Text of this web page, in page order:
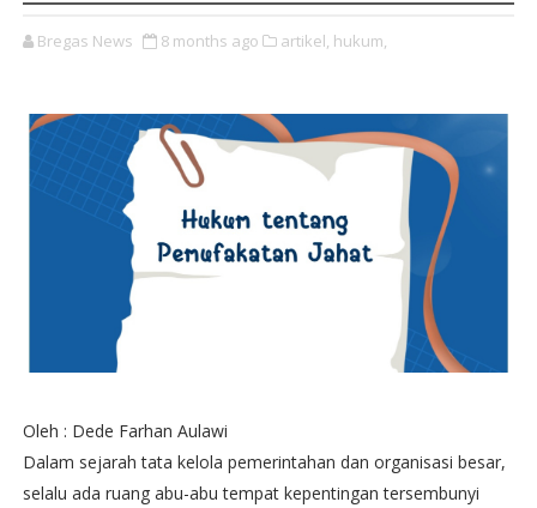
Bregas News 8 months ago artikel, hukum,
Oleh : Dede Farhan Aulawi
Dalam sejarah tata kelola pemerintahan dan organisasi besar,
selalu ada ruang abu-abu tempat kepentingan tersembunyi